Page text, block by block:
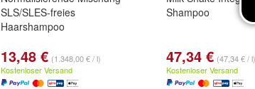
SLS/SLES-freies
Haarshampoo
13,48 € (1.348,00 € / l)
Kostenloser Versand
Shampoo
47,34 € (47,34 € / l)
Kostenloser Versand